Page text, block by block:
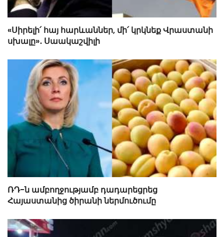
«Սիրելի՛ հայ հարևաններ, մի՛ կրկնեք Վրաստանի
սխալը»․ Սաակաշվիլի
ՌԴ-ն ամբողջությամբ դադարեցրեց
Հայաստանից ծիրանի ներմուծումը